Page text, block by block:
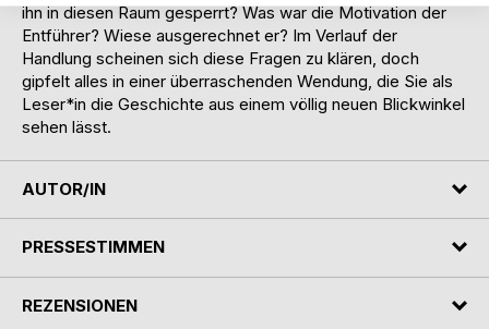
ihn in diesen Raum gesperrt? Was war die Motivation der
Entführer? Wiese ausgerechnet er? Im Verlauf der
Handlung scheinen sich diese Fragen zu klären, doch
gipfelt alles in einer überraschenden Wendung, die Sie als
Leser*in die Geschichte aus einem völlig neuen Blickwinkel
sehen lässt.
AUTOR/IN
PRESSESTIMMEN
REZENSIONEN